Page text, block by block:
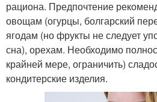
рациона. Предпочтение
овощам (огурцы, болгарский
ягодам (но фрукты не следует
сна), орехам. Необходимо
крайней мере, ограничить)
кондитерские изделия.